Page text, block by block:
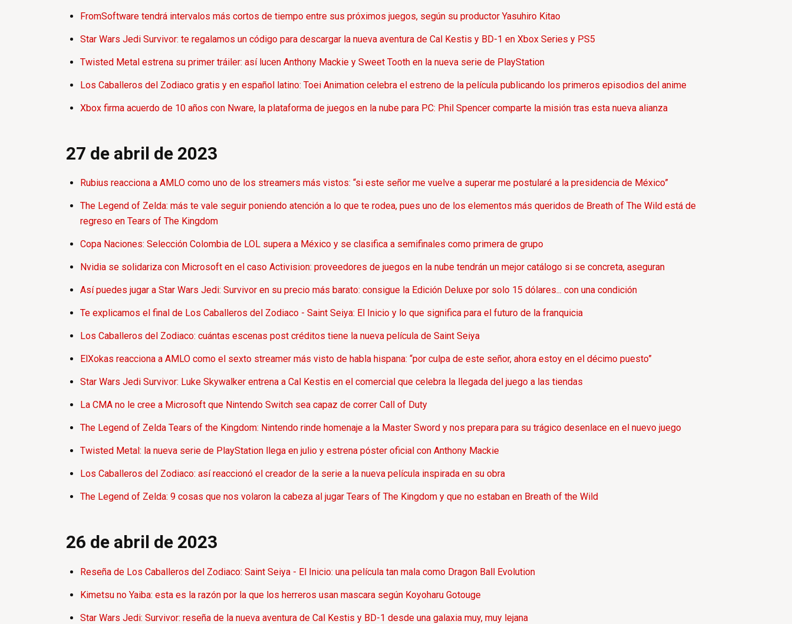
FromSoftware tendrá intervalos más cortos de tiempo entre sus próximos juegos, según su productor Yasuhiro Kitao
Star Wars Jedi Survivor: te regalamos un código para descargar la nueva aventura de Cal Kestis y BD-1 en Xbox Series y PS5
Twisted Metal estrena su primer tráiler: así lucen Anthony Mackie y Sweet Tooth en la nueva serie de PlayStation
Los Caballeros del Zodiaco gratis y en español latino: Toei Animation celebra el estreno de la película publicando los primeros episodios del anime
Xbox firma acuerdo de 10 años con Nware, la plataforma de juegos en la nube para PC: Phil Spencer comparte la misión tras esta nueva alianza
27 de abril de 2023
Rubius reacciona a AMLO como uno de los streamers más vistos: “si este señor me vuelve a superar me postularé a la presidencia de México”
The Legend of Zelda: más te vale seguir poniendo atención a lo que te rodea, pues uno de los elementos más queridos de Breath of The Wild está de
regreso en Tears of The Kingdom
Copa Naciones: Selección Colombia de LOL supera a México y se clasifica a semifinales como primera de grupo
Nvidia se solidariza con Microsoft en el caso Activision: proveedores de juegos en la nube tendrán un mejor catálogo si se concreta, aseguran
Así puedes jugar a Star Wars Jedi: Survivor en su precio más barato: consigue la Edición Deluxe por solo 15 dólares... con una condición
Te explicamos el final de Los Caballeros del Zodiaco - Saint Seiya: El Inicio y lo que significa para el futuro de la franquicia
Los Caballeros del Zodiaco: cuántas escenas post créditos tiene la nueva película de Saint Seiya
ElXokas reacciona a AMLO como el sexto streamer más visto de habla hispana: “por culpa de este señor, ahora estoy en el décimo puesto”
Star Wars Jedi Survivor: Luke Skywalker entrena a Cal Kestis en el comercial que celebra la llegada del juego a las tiendas
La CMA no le cree a Microsoft que Nintendo Switch sea capaz de correr Call of Duty
The Legend of Zelda Tears of the Kingdom: Nintendo rinde homenaje a la Master Sword y nos prepara para su trágico desenlace en el nuevo juego
Twisted Metal: la nueva serie de PlayStation llega en julio y estrena póster oficial con Anthony Mackie
Los Caballeros del Zodiaco: así reaccionó el creador de la serie a la nueva película inspirada en su obra
The Legend of Zelda: 9 cosas que nos volaron la cabeza al jugar Tears of The Kingdom y que no estaban en Breath of the Wild
26 de abril de 2023
Reseña de Los Caballeros del Zodiaco: Saint Seiya - El Inicio: una película tan mala como Dragon Ball Evolution
Kimetsu no Yaiba: esta es la razón por la que los herreros usan mascara según Koyoharu Gotouge
Star Wars Jedi: Survivor: reseña de la nueva aventura de Cal Kestis y BD-1 desde una galaxia muy, muy lejana